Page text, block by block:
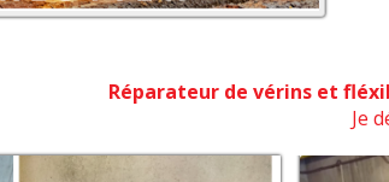
Réparateur de vérins et
Je